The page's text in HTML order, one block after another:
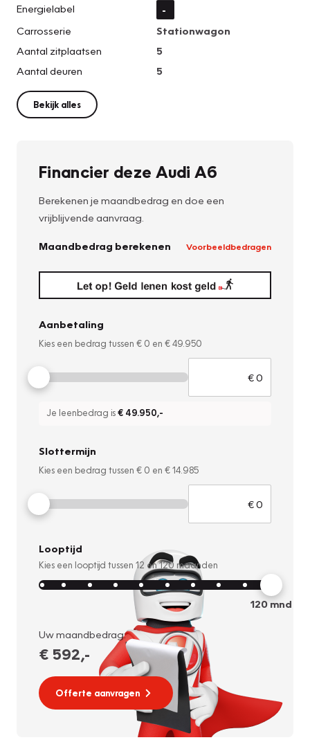
Energielabel
-
Carrosserie
Stationwagon
Aantal zitplaatsen
5
Aantal deuren
5
Bekijk alles
Financier deze Audi A6
Berekenen je maandbedrag en doe een
vrijblijvende aanvraag.
Maandbedrag berekenen Voorbeeldbedragen
Aanbetaling
Kies een bedrag tussen € 0 en € 49.950
Je leenbedrag is€ 49.950,-
Slottermijn
Kies een bedrag tussen € 0 en € 14.985
Looptijd
Kies een looptijd tussen 12 en120 maanden
120mnd
Uw maandbedrag:
€ 592,-
Offerte aanvragen